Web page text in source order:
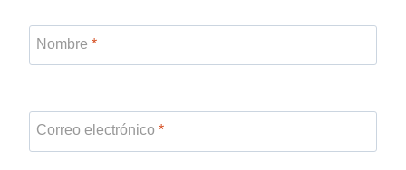
Nombre *
Correo electrónico *